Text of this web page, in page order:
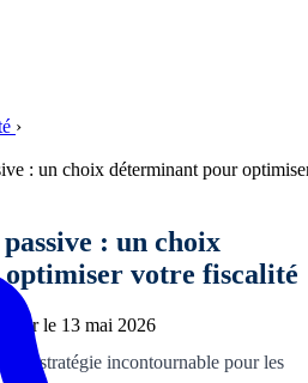
›
: un choix déterminant pour
passive : un choix
votre fiscalité
jour le 13 mai 2026
une stratégie incontournable pour les